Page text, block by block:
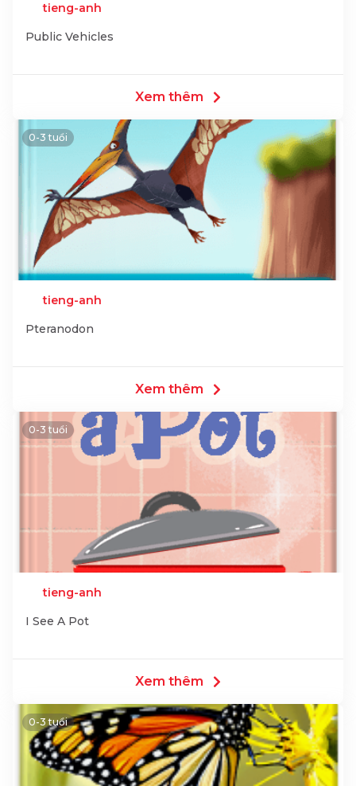
tieng-anh
Public Vehicles
Xem thêm
0-3 tuổi
tieng-anh
Pteranodon
Xem thêm
0-3 tuổi
tieng-anh
I See A Pot
Xem thêm
0-3 tuổi